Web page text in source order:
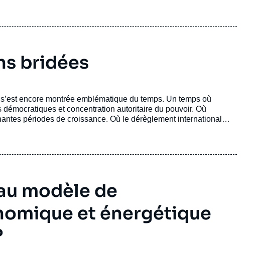
bridées
encore montrée emblématique du temps. Un temps où
et concentration autoritaire du pouvoir. Où
périodes de croissance. Où le dérèglement international
modèle de
et énergétique